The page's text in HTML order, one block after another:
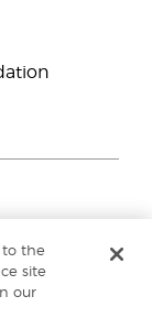
to the
site
our